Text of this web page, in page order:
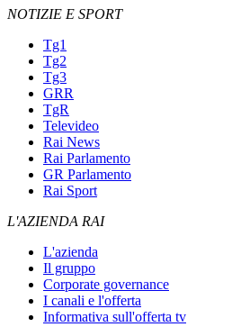
NOTIZIE E SPORT
Tg1
Tg2
Tg3
GRR
TgR
Televideo
Rai News
Rai Parlamento
GR Parlamento
Rai Sport
L'AZIENDA RAI
L'azienda
Il gruppo
Corporate governance
I canali e l'offerta
Informativa sull'offerta tv